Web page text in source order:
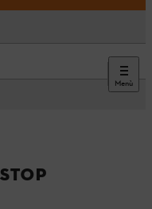
Menù